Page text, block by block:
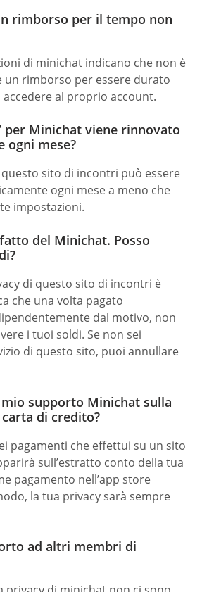
rimborso per il tempo non
di minichat indicano che non è
un rimborso per essere durato
al proprio account.
per Minichat viene rinnovato
ogni mese?
sito di incontri può essere
ogni mese a meno che
impostazioni.
del Minichat. Posso
di questo sito di incontri è
che una volta pagato
dal motivo, non
i tuoi soldi. Se non sei
di questo sito, puoi annullare
supporto Minichat sulla
di credito?
pagamenti che effettui su un sito
sull’estratto conto della tua
pagamento nell’app store
la tua privacy sarà sempre
ad altri membri di